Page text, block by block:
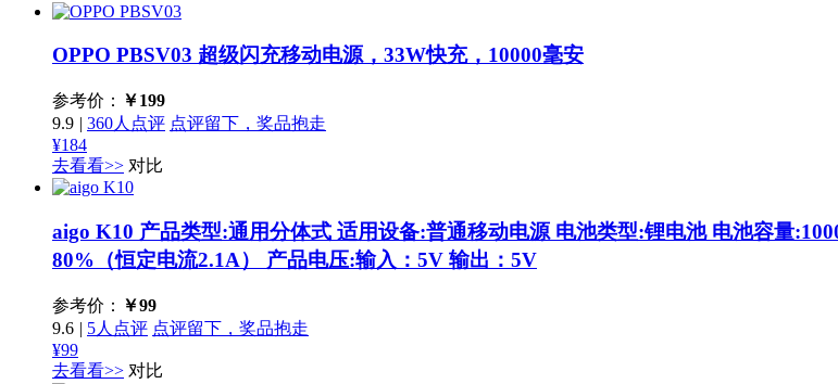
OPPO PBSV03 超级闪充移动电源，33W快充，10000毫安
参考价： ￥199
9.9 | 360人点评 点评留下，奖品抱走
¥184
去看看>> 对比
aigo K10 产品类型:通用分体式 适用设备:普通移动电源 电池类型:锂电池 电池容量
80%（恒定电流2.1A） 产品电压:输入：5V 输出：5V
参考价： ￥99
9.6 | 5人点评 点评留下，奖品抱走
¥99
去看看>> 对比